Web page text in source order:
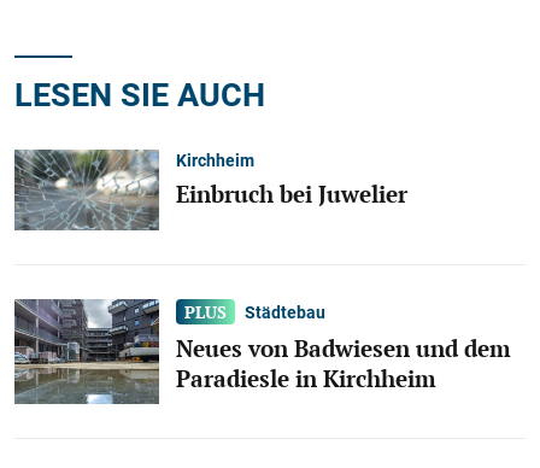
LESEN SIE AUCH
Kirchheim
Einbruch bei Juwelier
Städtebau
Neues von Badwiesen und dem
Paradiesle in Kirchheim